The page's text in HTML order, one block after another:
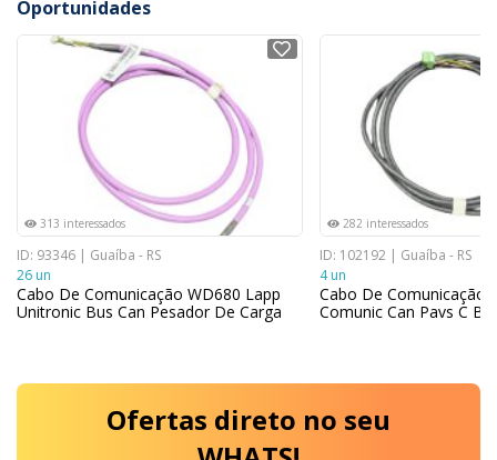
Oportunidades
313 interessados
ID: 93346 | Guaíba - RS
26 un
Cabo De Comunicação WD680 Lapp
Unitronic Bus Can Pesador De Carga
282 interessados
ID: 102192 | Guaíba - RS
4 un
Cabo De Comunicação
Comunic Can Pavs C
Ofertas direto no seu